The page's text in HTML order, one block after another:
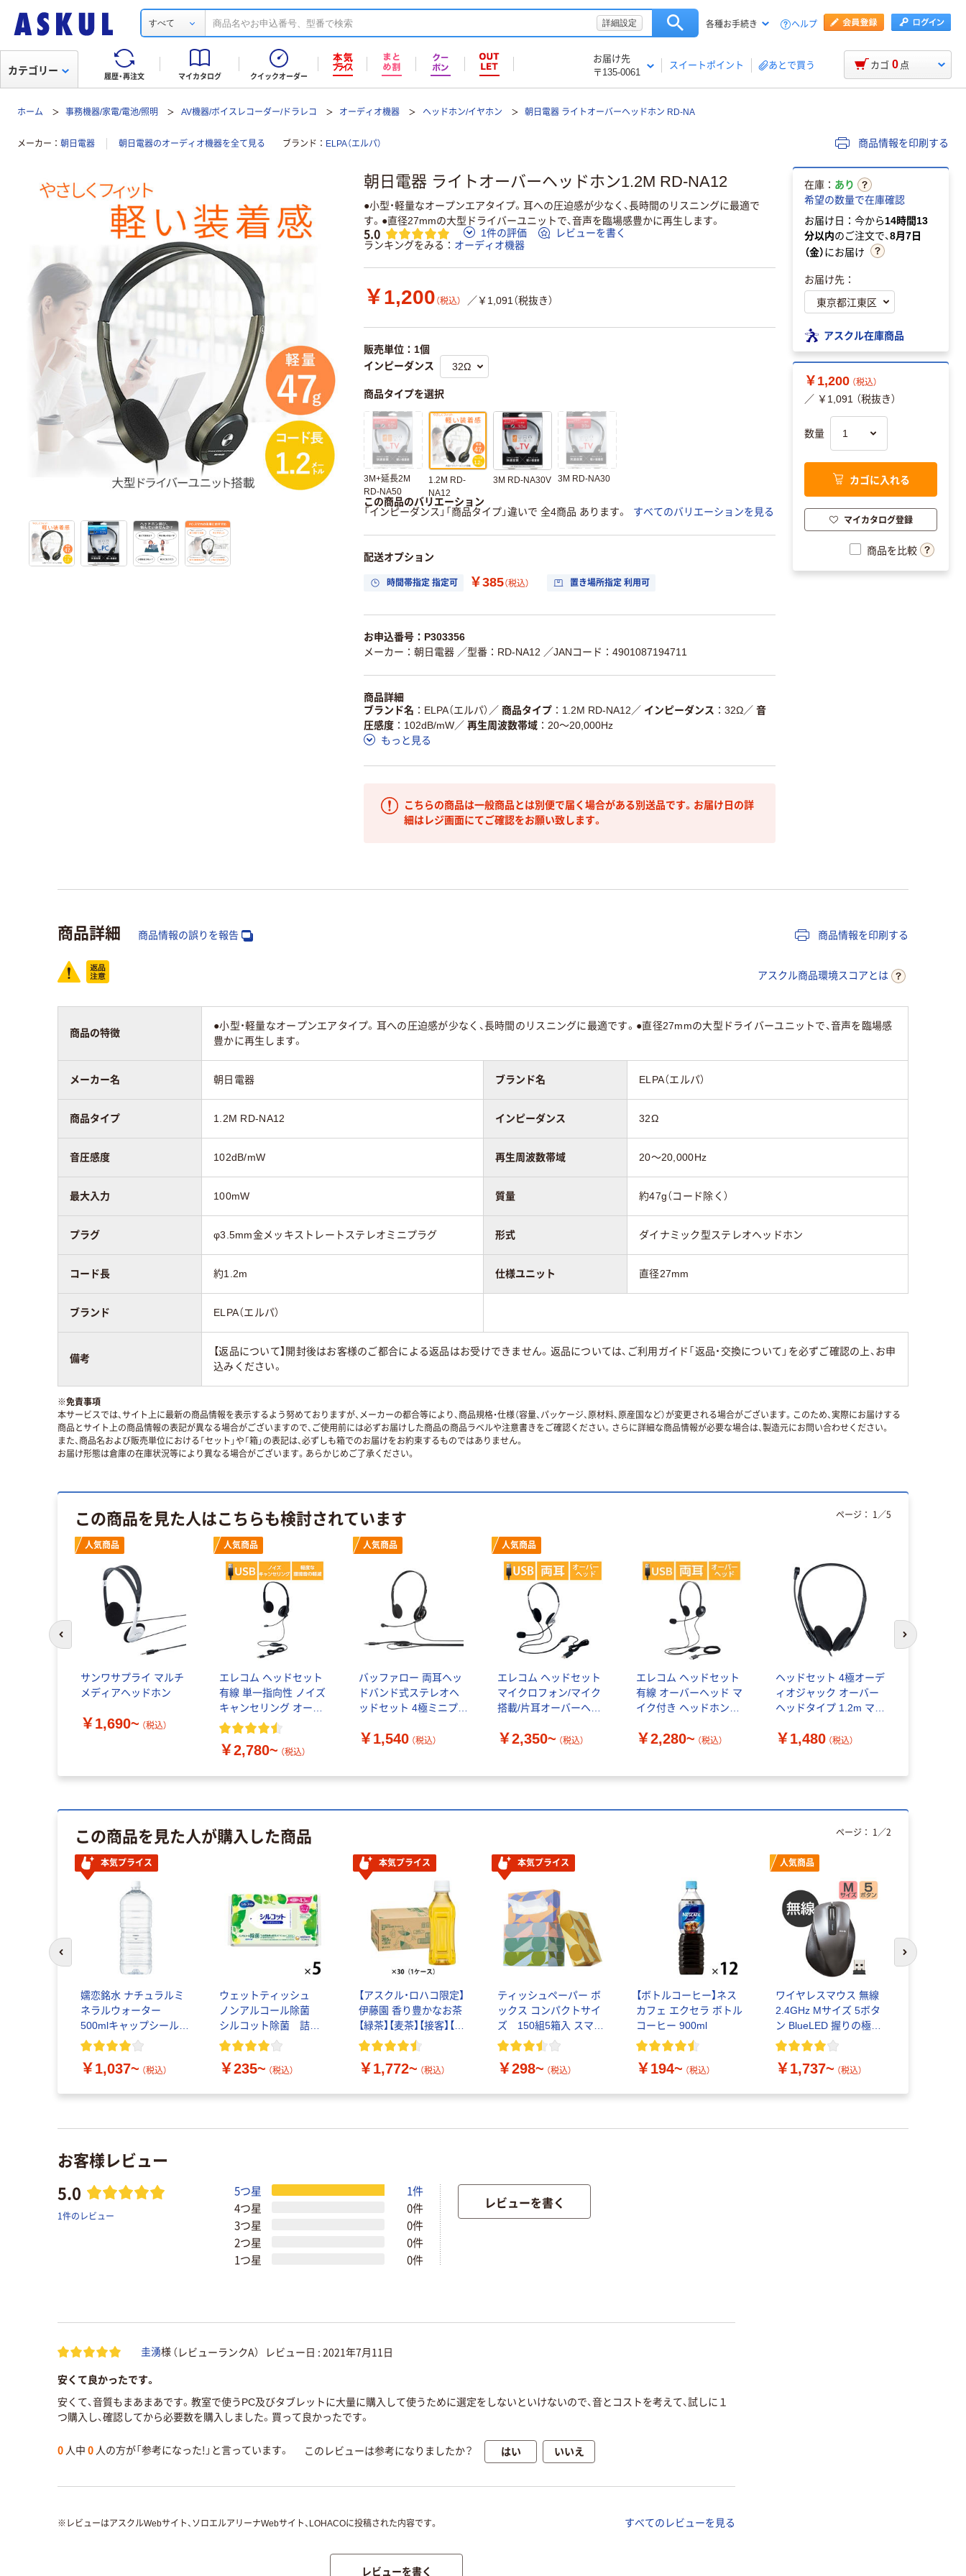
すべて 詳細設定 各種お手続き ヘルプ
履歴・再注文 マイカタログ クイックオーダー
お届け先
〒135-0061
スイートポイント あとで買う
カテゴリー カゴ 0 点
ホーム 事務機器/家電/電池/照明 AV機器/ボイスレコーダー/ドラレコ オーディオ機器 ヘッドホン/イヤホン 朝日電器 ライトオーバーヘッドホン RD-NA
メーカー 朝日電器 朝日電器のオーディオ機器を全て見る ブランド ELPA（エルパ） 商品情報を印刷する
朝日電器 ライトオーバーヘッドホン1.2M RD-NA12
●小型・軽量なオープンエアタイプ。耳への圧迫感が少なく、長時間のリスニングに最適で
す。●直径27mmの大型ドライバーユニットで、音声を臨場感豊かに再生します。
5.0 1件の評価
レビューを書く
ランキングをみる
オーディオ機器
￥1,200 （税込） ／￥1,091（税抜き）
販売単位：1個
インピーダンス
商品タイプを選択
3M+延長2M
RD-NA50
1.2M RD-
NA12
3M RD-NA30V 3M RD-NA30
この商品のバリエーション
「インピーダンス」「商品タイプ」違いで 全4商品 あります。
すべてのバリエーションを見る
配送オプション
時間帯指定 指定可 ￥385（税込） 置き場所指定 利用可
お申込番号：P303356
メーカー：朝日電器 ／型番：RD-NA12 ／JANコード：4901087194711
商品詳細
ブランド名
ELPA（エルパ） ／ 商品タイプ 1.2M RD-NA12 ／ インピーダンス 32Ω／ 音
圧感度
102dB/mW／ 再生周波数帯域
20～20,000Hz
もっと見る
こちらの商品は一般商品とは別便で届く場合がある別送品です。お届け日の詳
細はレジ画面にてご確認をお願い致します。
在庫： あり
希望の数量で在庫確認
お届け日：今から14時間13
分以内のご注文で、8月7日
（金）にお届け
お届け先：
アスクル在庫商品
￥1,200 （税込）
／ ￥1,091 （税抜き）
数量
カゴに入れる
マイカタログ登録
商品を比較
商品詳細 商品情報の誤りを報告 商品情報を印刷する
アスクル商品環境スコアとは
商品の特徴
●小型・軽量なオープンエアタイプ。耳への圧迫感が少なく、長時間のリスニングに最適です。●直径27mmの大型ドライバーユニットで、音声を臨場感
豊かに再生します。
メーカー名 朝日電器 ブランド名 ELPA（エルパ）
商品タイプ 1.2M RD-NA12 インピーダンス 32Ω
音圧感度 102dB/mW 再生周波数帯域 20～20,000Hz
最大入力 100mW 質量 約47g（コード除く）
プラグ φ3.5mm金メッキストレートステレオミニプラグ 形式 ダイナミック型ステレオヘッドホン
コード長 約1.2m 仕様ユニット 直径27mm
ブランド ELPA（エルパ）
備考
【返品について】開封後はお客様のご都合による返品はお受けできません。返品については、ご利用ガイド「返品・交換について」を必ずご確認の上、お申
込みください。
※免責事項
本サービスでは、サイト上に最新の商品情報を表示するよう努めておりますが、メーカーの都合等により、商品規格・仕様（容量、パッケージ、原材料、原産国など）が変更される場合がございます。このため、実際にお届けする
商品とサイト上の商品情報の表記が異なる場合がございますので、ご使用前には必ずお届けした商品の商品ラベルや注意書きをご確認ください。さらに詳細な商品情報が必要な場合は、製造元にお問い合わせください。
また、商品名および販売単位における「セット」や「箱」の表記は、必ずしも箱でのお届けをお約束するものではありません。
お届け形態は倉庫の在庫状況等により異なる場合がございます。あらかじめご了承ください。
この商品を見た人はこちらも検討されています
人気商品
サンワサプライ マルチ
メディアヘッドホン
￥1,690~ （税込）
人気商品
エレコム ヘッドセット
有線 単一指向性 ノイズ
キャンセリング オーバ
ーヘッド HS-HP06
￥2,780~ （税込）
人気商品
バッファロー 両耳ヘッ
ドバンド式ステレオヘ
ッドセット 4極ミニプ
￥1,540 （税込）
人気商品
エレコム ヘッドセット
マイクロフォン/マイク
搭載/片耳オーバーヘッ
￥2,350~ （税込）
エレコム ヘッドセット
有線 オーバーヘッド マ
イク付き ヘッドホン
￥2,280~ （税込）
ヘッドセット 4極オーデ
ィオジャック オーバー
ヘッドタイプ 1.2m マイ
ック MHM-STB28BK
￥1,480 （税込）
ページ： 1 ／5
前のスライドへ 次のスライド
この商品を見た人が購入した商品
本気プライス
嬬恋銘水 ナチュラルミ
ネラルウォーター
500mlキャップシール付
き／2Lラベルレス 10本
￥1,037~ （税込）
ウェットティッシュ
ノンアルコール除菌
シルコット除菌 詰め
替え ユニ・チャーム
￥235~ （税込）
本気プライス
【アスクル・ロハコ限定】
伊藤園 香り豊かなお茶
【緑茶】【麦茶】【接客】【ペ
ットボトル】【紙パック】
￥1,772~ （税込）
本気プライス
ティッシュペーパー ボ
ックス コンパクトサイ
ズ 150組5箱入 スマー
トコンパクトS PEFC認
￥298~ （税込）
【ボトルコーヒー】ネス
カフェ エクセラ ボトル
コーヒー 900ml
￥194~ （税込）
人気商品
ワイヤレスマウス 無線
2.4GHz Mサイズ 5ボタ
ン BlueLED 握りの極み
M-XGM10DB エレコム
￥1,737~ （税込）
ページ： 1 ／2
前のスライドへ 次のスライド
お客様レビュー
5.0
1件のレビュー
5つ星
1件
4つ星
0件
3つ星
0件
2つ星
0件
1つ星
0件
レビューを書く
圭湧様 （レビューランクA） レビュー日 : 2021年7月11日
安くて良かったです。
安くて、音質もまあまあです。教室で使うPC及びタブレットに大量に購入して使うために選定をしないといけないので、音とコストを考えて、試しに１
つ購入し、確認してから必要数を購入しました。買って良かったです。
0 人中 0 人の方が「参考になった!」と言っています。 このレビューは参考になりましたか？ はい いいえ
※ レビューはアスクルWebサイト、ソロエルアリーナWebサイト、LOHACOに投稿された内容です。 すべてのレビューを見る
レビューを書く